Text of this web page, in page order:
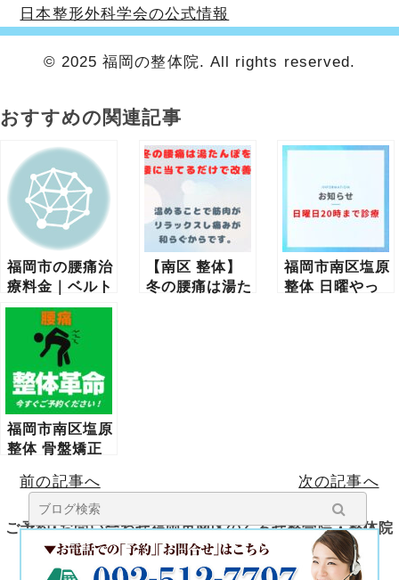
日本整形外科学会の公式情報
© 2025 福岡の整体院. All rights reserved.
おすすめの関連記事
福岡市の腰痛治
療料金｜ベルト
の位置を変える
だけで腰痛を軽
減する方法
【南区 整体】
冬の腰痛は湯た
福岡市南区塩原
整体 日曜やっ
福岡市南区塩原
整体 骨盤矯正
を徹底解説
前の記事へ 次の記事へ
ご予約･お問い合わせ福岡市南区のくろせ整骨院・整体院